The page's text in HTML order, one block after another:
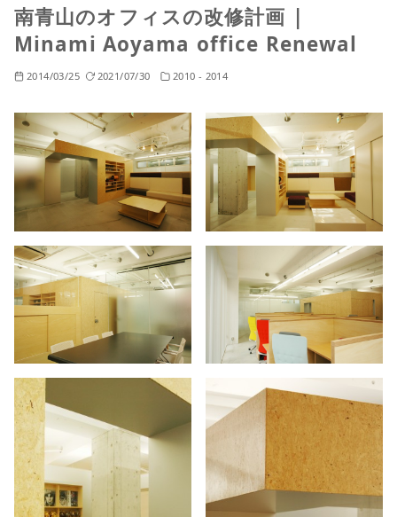
南青山のオフィスの改修計画 |
Minami Aoyama office Renewal
2014/03/25 2021/07/30 2010 - 2014